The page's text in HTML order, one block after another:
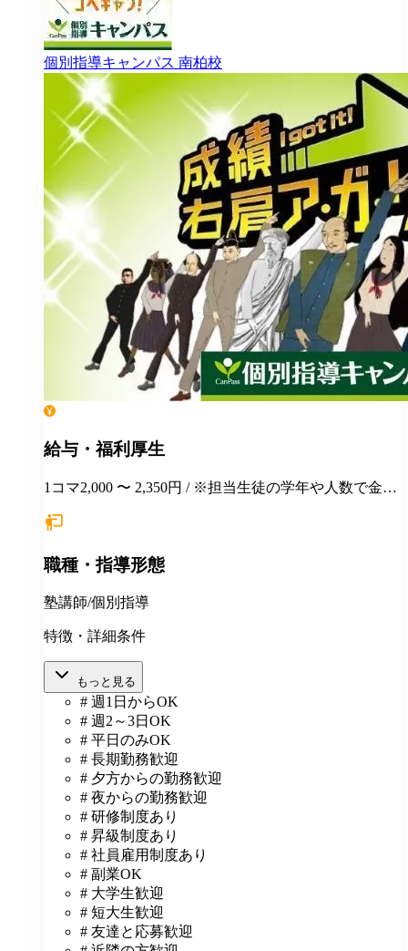
個別指導キャンパス 南柏校
給与・福利厚生
1コマ2,000 〜 2,350円 / ※担当生徒の学年や人数で金額
職種・指導形態
塾講師/個別指導
特徴・詳細条件
もっと見る
# 週1日からOK
# 週2～3日OK
# 平日のみOK
# 長期勤務歓迎
# 夕方からの勤務歓迎
# 夜からの勤務歓迎
# 研修制度あり
# 昇級制度あり
# 社員雇用制度あり
# 副業OK
# 大学生歓迎
# 短大生歓迎
# 友達と応募歓迎